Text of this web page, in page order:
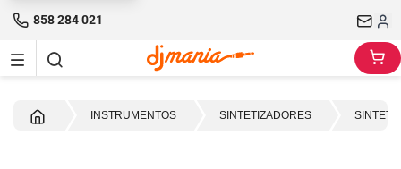
858 284 021
INSTRUMENTOS SINTETIZADORES